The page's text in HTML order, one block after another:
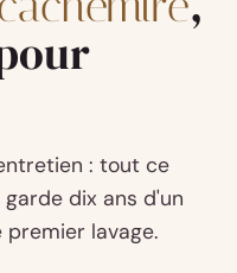
: tout ce
dix ans d'un
lavage.